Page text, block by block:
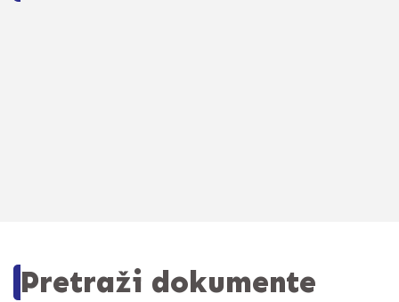
Pretraži dokumente